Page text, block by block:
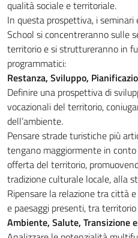
qualità sociale e territoriale.
In questa prospettiva, i
School si concentreranno sulle
territorio e si struttureranno in
programmatici:
Restanza, Sviluppo,
Definire una prospettiva di
vocazionali del territorio,
dell’ambiente.
Pensare strade turistiche più
tengano maggiormente in
offerta del territorio,
tradizione culturale locale, alla
Ripensare la relazione tra città
e paesaggi presenti, tra
Ambiente, Salute, Transizione